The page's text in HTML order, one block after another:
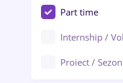
Baia Mare
Bârlad
Bistrița
Audit /
Auto /
Automatizări
Part time
Internship /
Proiect /